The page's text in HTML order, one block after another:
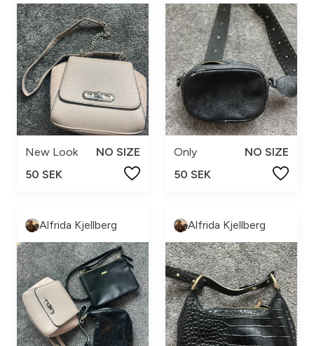
New Look
NO SIZE
50 SEK
Only
NO SIZE
50 SEK
Alfrida Kjellberg Alfrida Kjellberg